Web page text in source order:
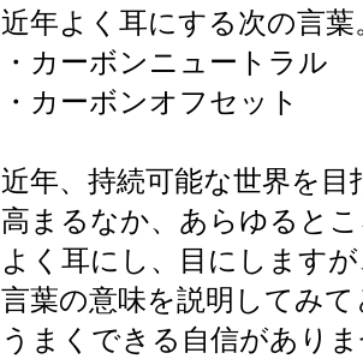
近年よく耳にする次の言葉
・カーボンニュートラル
・カーボンオフセット
近年、持続可能な世界を目
高まるなか、あらゆると
よく耳にし、目にしますが
言葉の意味を説明してみ
うまくできる自信があり